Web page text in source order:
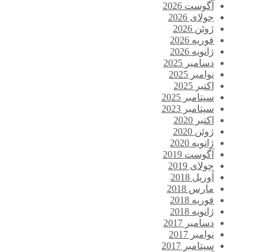
آگوست 2026
جولای 2026
ژوئن 2026
فوریه 2026
ژانویه 2026
دسامبر 2025
نوامبر 2025
اکتبر 2025
سپتامبر 2025
سپتامبر 2023
اکتبر 2020
ژوئن 2020
ژانویه 2020
آگوست 2019
جولای 2019
آوریل 2018
مارس 2018
فوریه 2018
ژانویه 2018
دسامبر 2017
نوامبر 2017
سپتامبر 2017